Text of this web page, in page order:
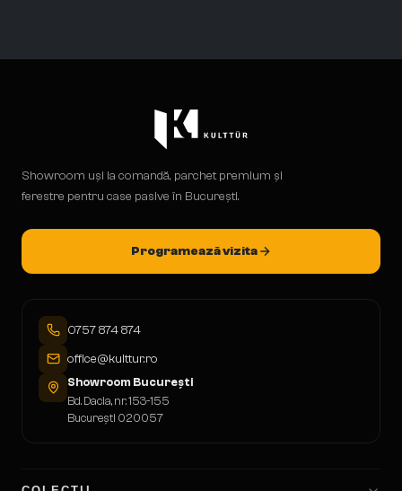
Showroom uși la comandă, parchet premium și
ferestre pentru case pasive în București.
Programează vizita
0757 874 874
office@kulttur.ro
Showroom București
Bd. Dacia, nr. 153-155
București 020057